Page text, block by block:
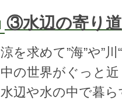
③水辺の寄り
涼を求めて”海”や”
中の世界がぐっと
水辺や水の中で暮